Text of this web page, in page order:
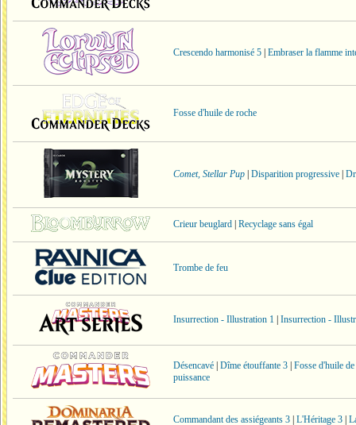
Crescendo harmonisé 5 Embraser la flamme
Fosse d'huile de roche
Comet, Stellar Pup Disparition progressive
Crieur beuglard Recyclage sans égal
Trombe de feu
Insurrection - Illustration 1 Insurrection -
Désencavé Dîme étouffante 3 Fosse d'huile
puissance
Commandant des assiégeants 3 L'Héritage 3